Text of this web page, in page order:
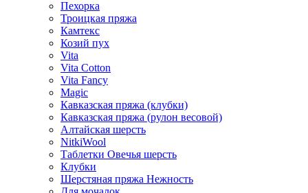
Пехорка
Троицкая пряжа
Камтекс
Козий пух
Vita
Vita Cotton
Vita Fancy
Magic
Кавказская пряжа (клубки)
Кавказская пряжа (рулон весовой)
Алтайская шерсть
NitkiWool
Таблетки Овечья шерсть
Клубки
Шерстяная пряжа Нежность